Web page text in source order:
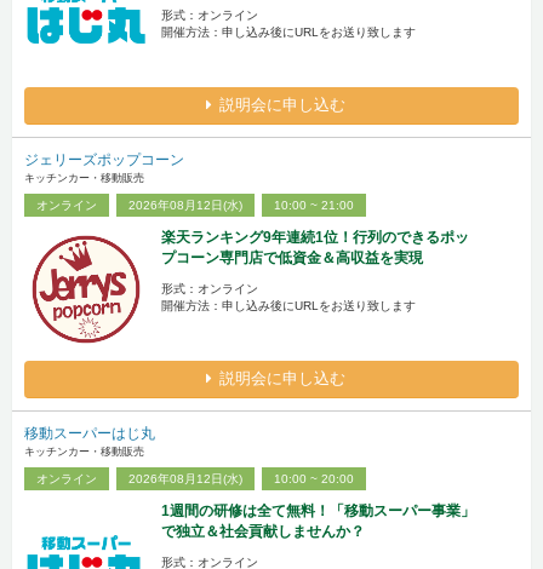
形式：オンライン
開催方法：申し込み後にURLをお送り致します
説明会に申し込む
ジェリーズポップコーン
キッチンカー・移動販売
オンライン 2026年08月12日(水) 10:00 ~ 21:00
楽天ランキング9年連続1位！行列のできるポッ
プコーン専門店で低資金＆高収益を実現
形式：オンライン
開催方法：申し込み後にURLをお送り致します
説明会に申し込む
移動スーパーはじ丸
キッチンカー・移動販売
オンライン 2026年08月12日(水) 10:00 ~ 20:00
1週間の研修は全て無料！「移動スーパー事業」
で独立＆社会貢献しませんか？
形式：オンライン